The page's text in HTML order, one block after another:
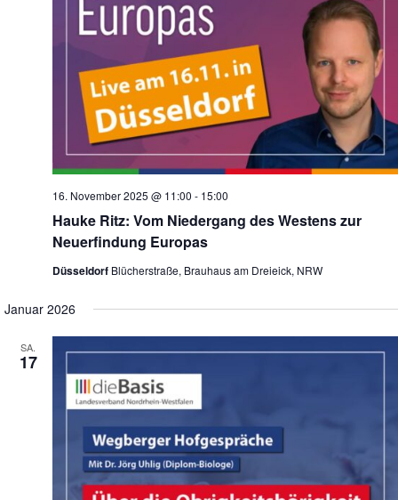
Hauke Ritz: Vom Niedergang des Westens zur
Neuerfindung Europas
16. November 2025 @ 11:00 - 15:00
Düsseldorf Blücherstraße, Brauhaus am Dreieick, NRW
Januar 2026
SA.
17